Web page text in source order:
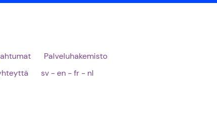
Palveluhakemisto
sv - en - fr - nl